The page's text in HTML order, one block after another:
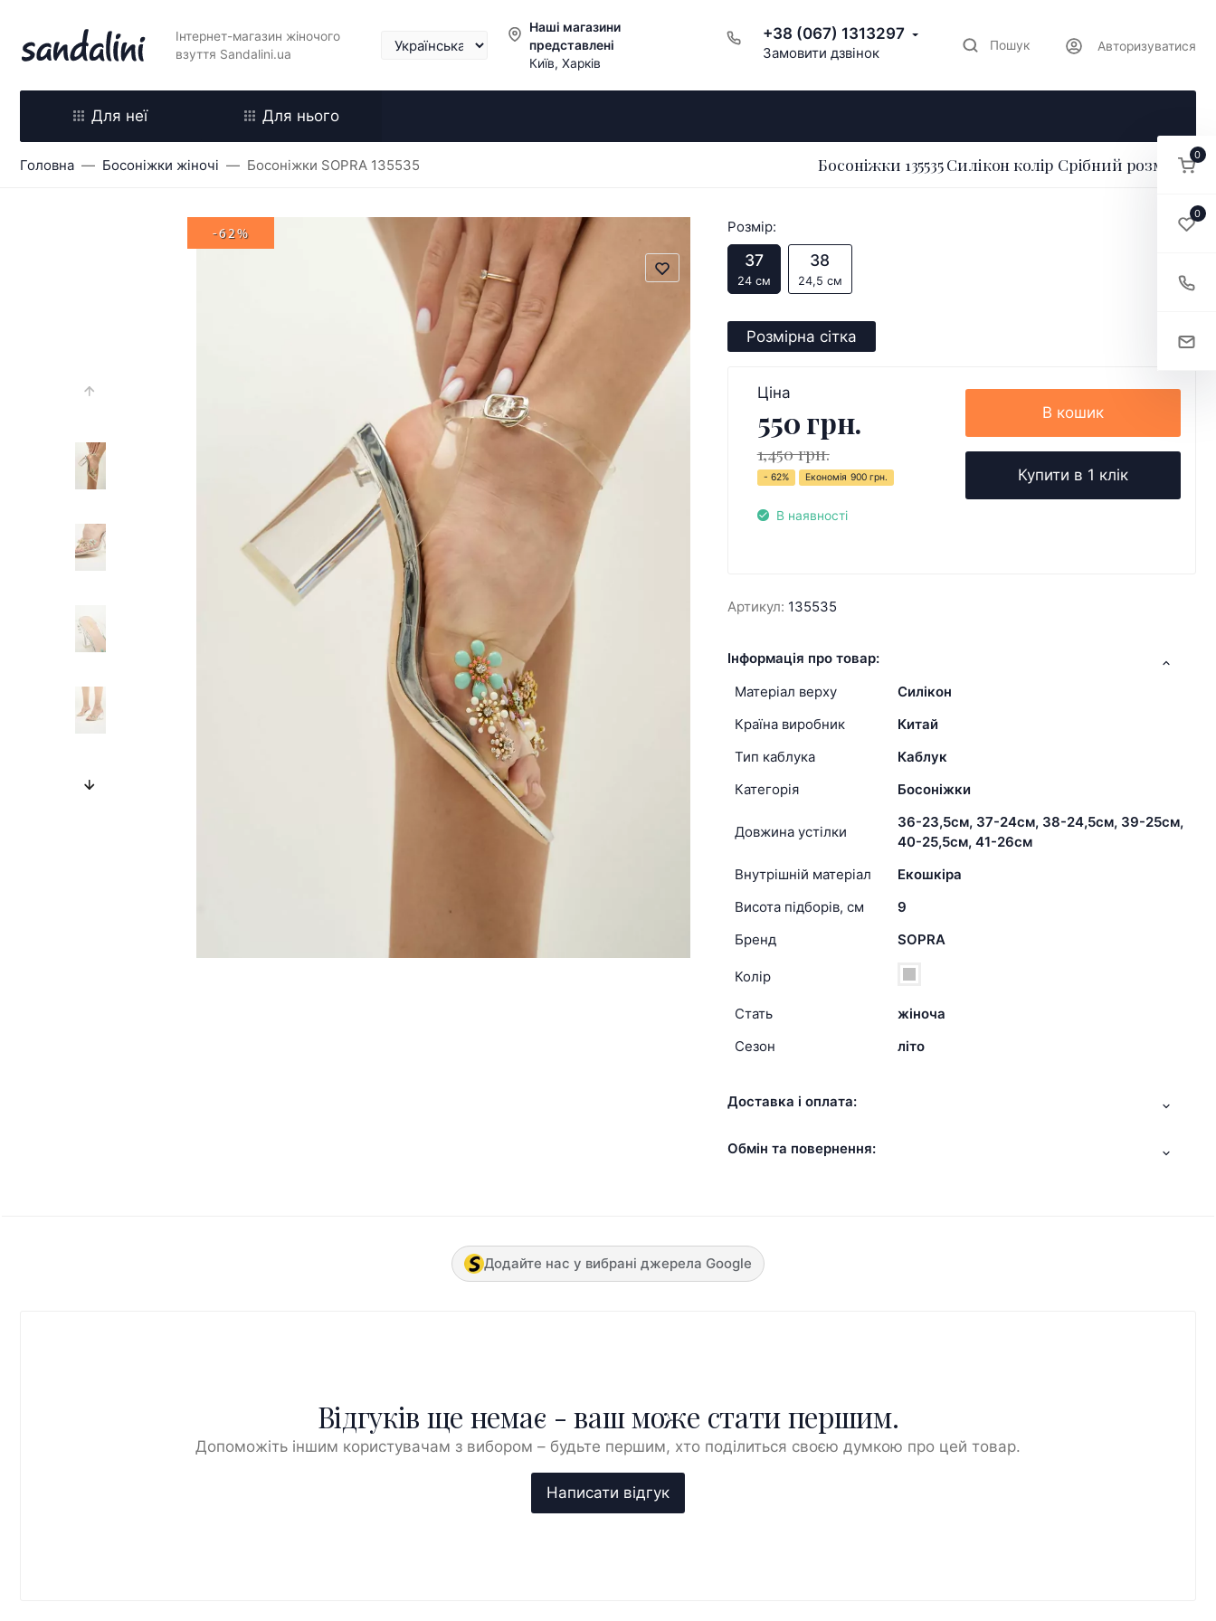
Інтернет-магазин жіночого
взуття Sandalini.ua
Наші магазини
представлені
Київ, Харків
+38 (067) 1313297
Замовити дзвінок Пошук Авторизуватися
Для неї Для нього
Головна Босоніжки жіночі Босоніжки SOPRA 135535 Босоніжки 135535 Силікон колір Срібний розмір 37
-62% Розмір:
37
24 см
38
24,5 см
Розмірна сітка
Ціна
550 грн.
1,450 грн.
- 62% Економія 900 грн.
В наявності
В кошик
Купити в 1 клік
Артикул: 135535
Інформація про товар:
Матеріал верху
Силікон
Країна виробник
Китай
Тип каблука
Каблук
Категорія
Босоніжки
Довжина устілки
36-23,5см, 37-24см, 38-24,5см, 39-25см,
40-25,5см, 41-26см
Внутрішній матеріал
Екошкіра
Висота підборів, см
9
Бренд
SOPRA
Колір
Стать
жіноча
Сезон
літо
Доставка і оплата:
Обмін та повернення:
Додайте нас у вибрані джерела Google
Відгуків ще немає - ваш може стати першим.
Допоможіть іншим користувачам з вибором – будьте першим, хто поділиться своєю думкою про цей товар.
0
0